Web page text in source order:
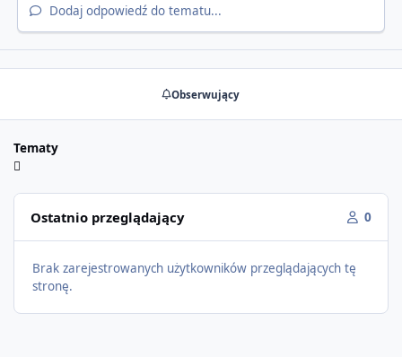
Dodaj odpowiedź do tematu...
Obserwujący
Tematy
Ostatnio przeglądający 0
Brak zarejestrowanych użytkowników przeglądających tę
stronę.